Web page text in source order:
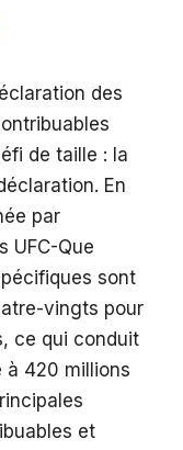
des
de taille : la
En
par
UFC-Que
sont
vingts pour
ce qui conduit
420 millions
et